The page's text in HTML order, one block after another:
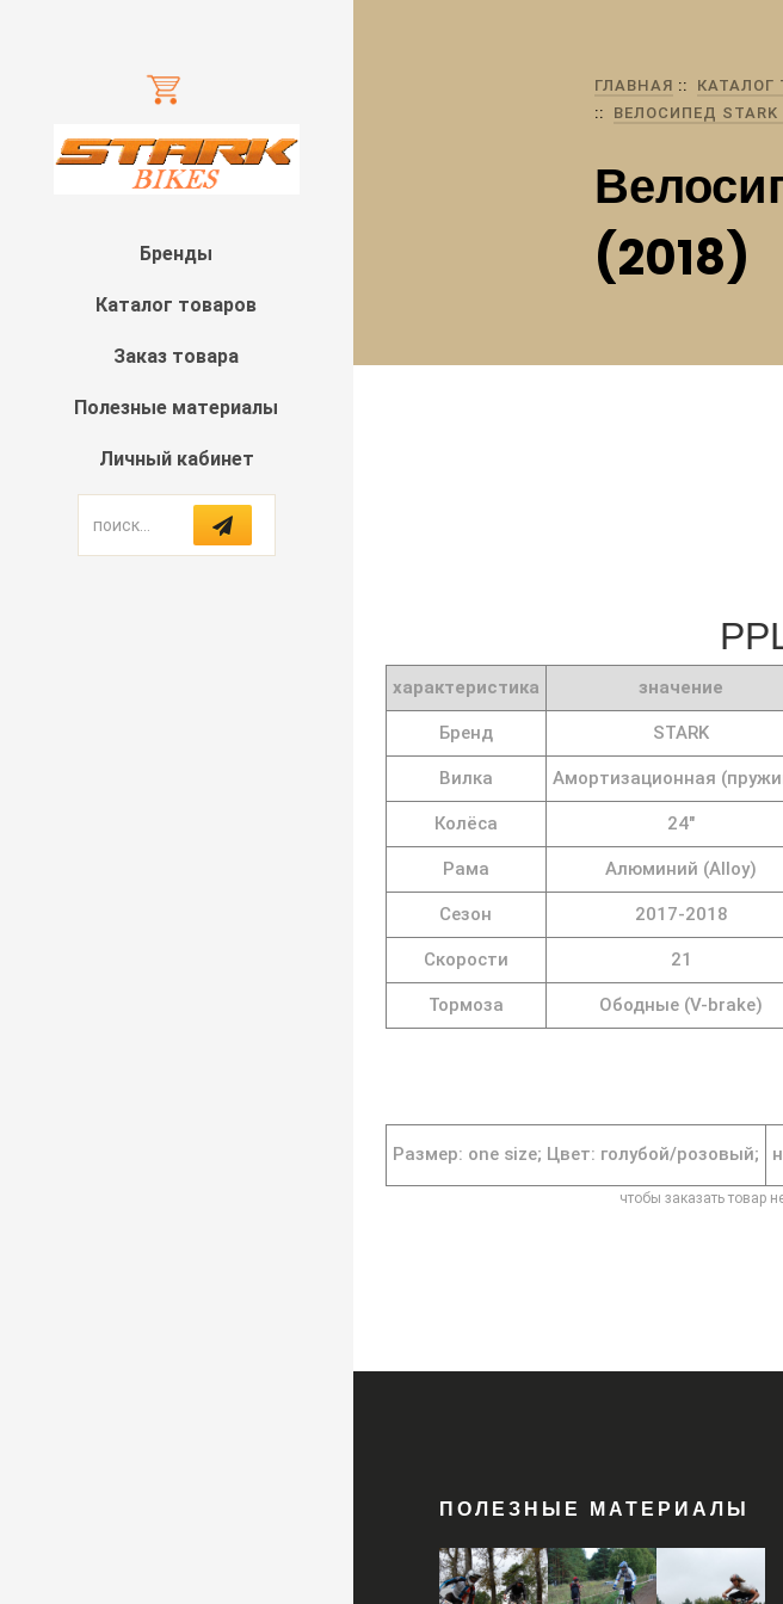
Бренды
Каталог товаров
Заказ товара
Полезные материалы
Личный кабинет
ГЛАВНАЯ КАТАЛОГ
ВЕЛОСИПЕД STARK
(2018)
характеристика значение
Бренд STARK
Вилка Амортизационная
Колёса 24"
Рама Алюминий (Alloy)
Сезон 2017-2018
Скорости 21
Тормоза Ободные (V-brake)
Размер: one size; Цвет: голубой/розовый;
чтобы заказать товар
ПОЛЕЗНЫЕ МАТЕРИАЛЫ